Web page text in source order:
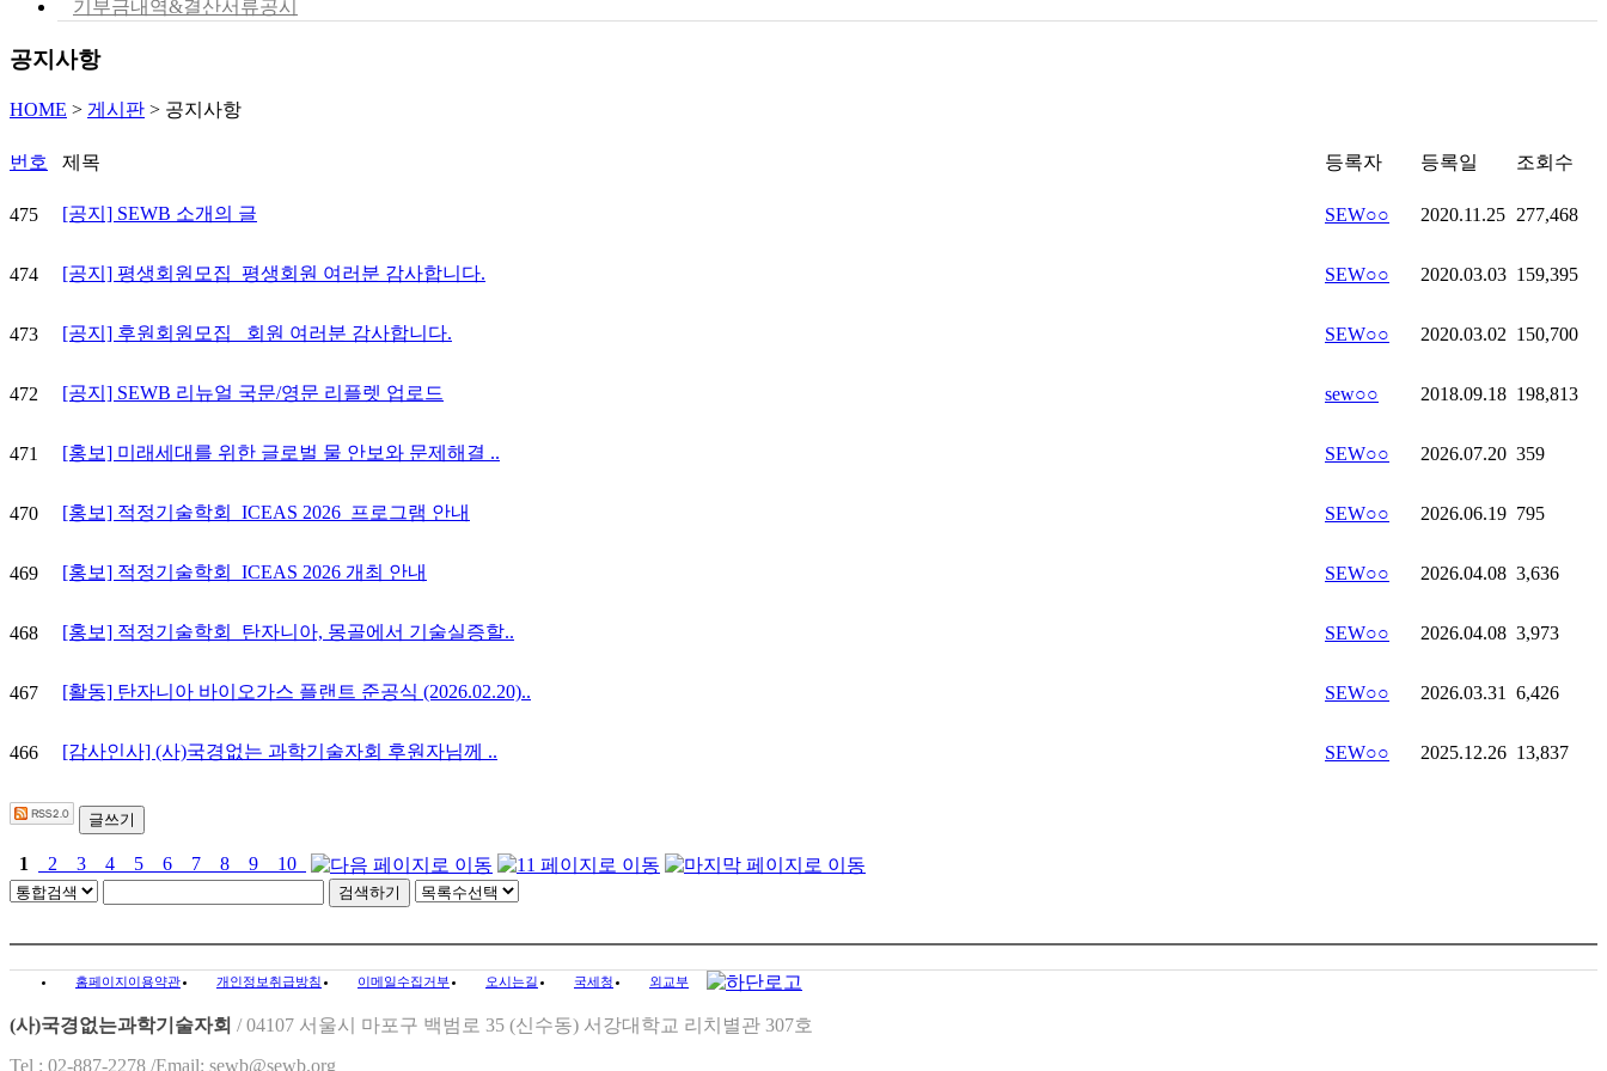
기부금내역&결산서류공시
공지사항
HOME > 게시판 > 공지사항
번호 제목 등록자 등록일 조회수
475 [공지] SEWB 소개의 글 SEW○○ 2020.11.25 277,468
474 [공지] 평생회원모집_평생회원 여러분 감사합니다. SEW○○ 2020.03.03 159,395
473 [공지] 후원회원모집_ 회원 여러분 감사합니다. SEW○○ 2020.03.02 150,700
472 [공지] SEWB 리뉴얼 국문/영문 리플렛 업로드 sew○○ 2018.09.18 198,813
471 [홍보] 미래세대를 위한 글로벌 물 안보와 문제해결 .. SEW○○ 2026.07.20 359
470 [홍보] 적정기술학회_ICEAS 2026_프로그램 안내 SEW○○ 2026.06.19 795
469 [홍보] 적정기술학회_ICEAS 2026 개최 안내 SEW○○ 2026.04.08 3,636
468 [홍보] 적정기술학회_탄자니아, 몽골에서 기술실증할.. SEW○○ 2026.04.08 3,973
467 [활동] 탄자니아 바이오가스 플랜트 준공식 (2026.02.20).. SEW○○ 2026.03.31 6,426
466 [감사인사] (사)국경없는 과학기술자회 후원자님께 .. SEW○○ 2025.12.26 13,837
글쓰기
1 2 3 4 5 6 7 8 9 10
홈페이지이용약관 개인정보취급방침 이메일수집거부 오시는길 국세청 외교부
(사)국경없는과학기술자회 /04107 서울시 마포구 백범로 35 (신수동) 서강대학교 리치별관 307호
Tel : 02-887-2278 /Email: sewb@sewb.org